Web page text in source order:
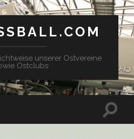
unserer Ostvereine
Ostclubs